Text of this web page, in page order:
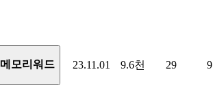
메모리워드 23.11.01 9.6천 29 9